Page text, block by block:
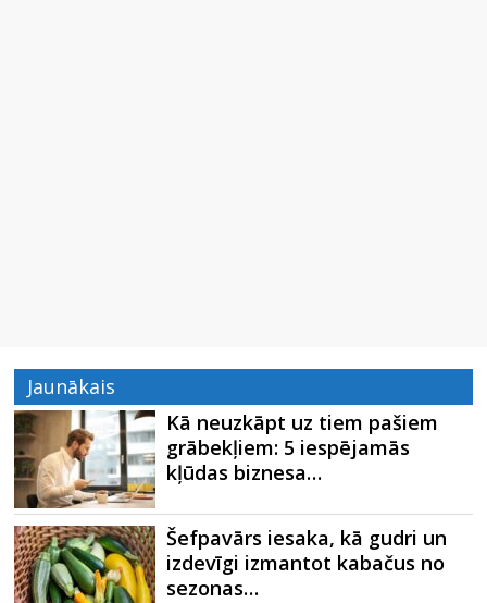
Jaunākais
Kā neuzkāpt uz tiem pašiem
grābekļiem: 5 iespējamās
kļūdas biznesa…
Šefpavārs iesaka, kā gudri un
izdevīgi izmantot kabačus no
sezonas…